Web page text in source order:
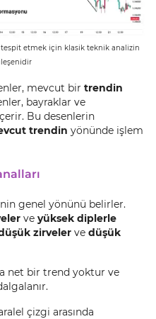
etmek için klasik teknik analizin
mevcut bir trendin
bayraklar ve
Bu desenlerin
trendin yönünde işlem
genel yönünü belirler.
ve yüksek diplerle
zirveler ve düşük
net bir trend yoktur ve
çizgi arasında